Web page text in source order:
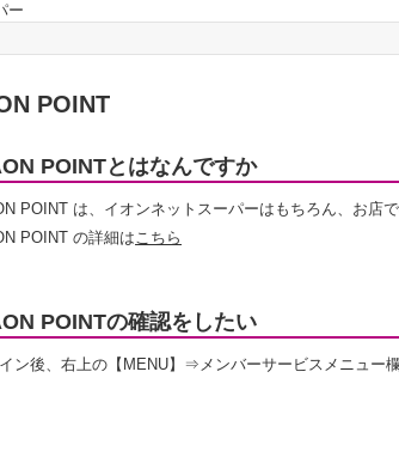
ー
POINT
POINTとはなんですか
POINT は、イオンネットスーパーはもちろん、お店
POINT の詳細はこちら
POINTの確認をしたい
ン後、右上の【MENU】⇒メンバーサービスメニュー